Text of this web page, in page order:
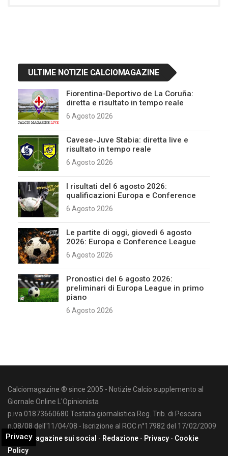
ULTIME NOTIZIE CALCIOMAGAZINE
Fiorentina-Deportivo de La Coruña:
diretta e risultato in tempo reale
6 Agosto 2026
Cavese-Juve Stabia: diretta live e
risultato in tempo reale
6 Agosto 2026
I risultati del 6 agosto 2026:
qualificazioni Europa e Conference
6 Agosto 2026
Le partite di oggi, giovedì 6 agosto
2026: Europa e Conference League
6 Agosto 2026
Pronostici del 6 agosto 2026:
preliminari di Europa League in primo
piano
6 Agosto 2026
Calciomagazine ® since 2005 - Notizie Calcio supplemento al
Giornale Online L'Opinionista
p.iva 01873660680 Testata giornalistica Reg. Trib. di Pescara
n.08/08 dell'11/04/08 - Iscrizione al ROC n°17982 del 17/02/2009
Calciomagazine sui social - Redazione - Privacy - Cookie
Policy
Privacy